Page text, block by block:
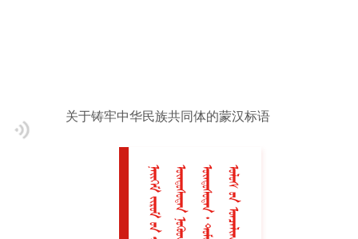
关于铸牢中华民族共同体的蒙汉标语